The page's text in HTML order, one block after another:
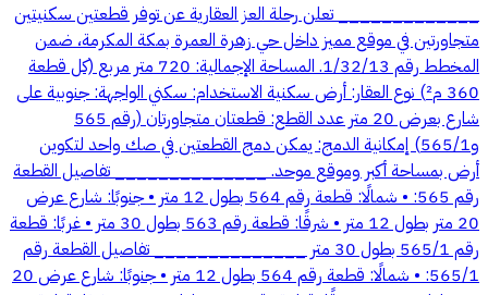
_____________ تعلن رحلة العز العقارية عن توفر قطعتين سكنيتين
متجاورتين في موقع مميز داخل حي زهرة العمرة بمكة المكرمة، ضمن
المخطط رقم 1/32/13. المساحة الإجمالية: 720 متر مربع (كل قطعة
360 م²) نوع العقار: أرض سكنية الاستخدام: سكني الواجهة: جنوبية على
شارع بعرض 20 متر عدد القطع: قطعتان متجاورتان (رقم 565
و565/1) إمكانية الدمج: يمكن دمج القطعتين في صك واحد لتكوين
أرض بمساحة أكبر وموقع موحد. ______________ تفاصيل القطعة
رقم 565: • شمالًا: قطعة رقم 564 بطول 12 متر • جنوبًا: شارع عرض
20 متر بطول 12 متر • شرقًا: قطعة رقم 563 بطول 30 متر • غربًا: قطعة
رقم 565/1 بطول 30 متر ______________ تفاصيل القطعة رقم
565/1: • شمالًا: قطعة رقم 564 بطول 12 متر • جنوبًا: شارع عرض 20